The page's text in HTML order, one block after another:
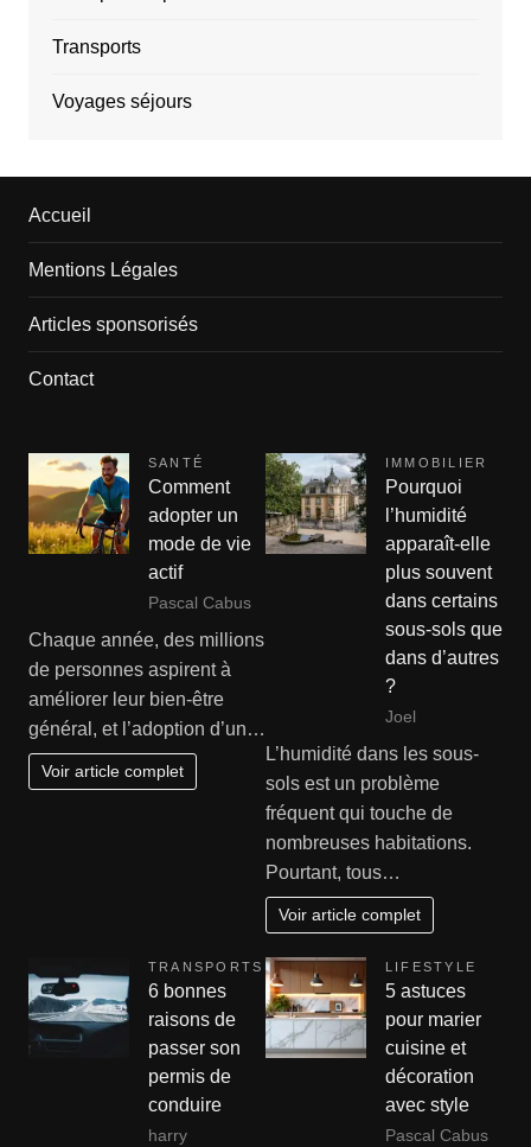
Transports
Voyages séjours
Accueil
Mentions Légales
Articles sponsorisés
Contact
SANTÉ
Comment
adopter un
mode de vie
actif
Pascal Cabus
Chaque année, des millions
de personnes aspirent à
améliorer leur bien-être
général, et l’adoption d’un…
Voir article complet
IMMOBILIER
Pourquoi
l’humidité
apparaît-elle
plus souvent
dans certains
sous-sols que
dans d’autres
?
Joel
L’humidité dans les sous-
sols est un problème
fréquent qui touche de
nombreuses habitations.
Pourtant, tous…
Voir article complet
TRANSPORTS
6 bonnes
raisons de
passer son
permis de
conduire
harry
LIFESTYLE
5 astuces
pour marier
cuisine et
décoration
avec style
Pascal Cabus